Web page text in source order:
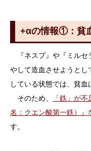
+αの情報①：貧
『ネスプ』や『ミルセ
やして造血させようとし
している状態では、貧血
そのため、
「鉄」が
名：クエン酸第一鉄）』
す。